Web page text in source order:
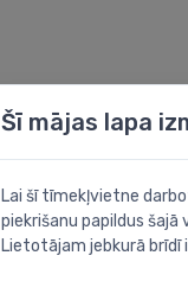
Šī mājas lapa
Lai šī tīmekļvietne
piekrišanu papildus
Lietotājam jebkurā